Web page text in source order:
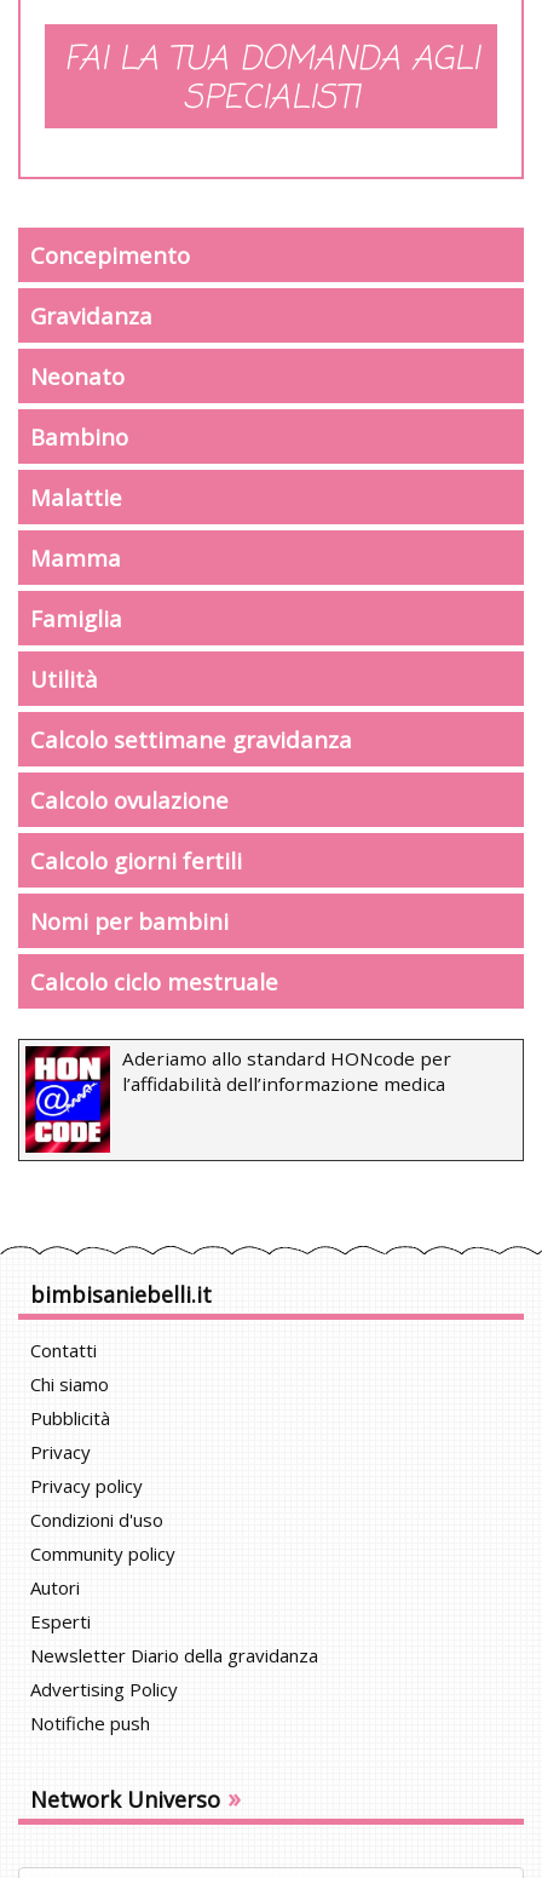
FAI LA TUA DOMANDA AGLI
SPECIALISTI
Concepimento
Gravidanza
Neonato
Bambino
Malattie
Mamma
Famiglia
Utilità
Calcolo settimane gravidanza
Calcolo ovulazione
Calcolo giorni fertili
Nomi per bambini
Calcolo ciclo mestruale
Aderiamo allo standard HONcode per
l’affidabilità dell’informazione medica
bimbisaniebelli.it
Contatti
Chi siamo
Pubblicità
Privacy
Privacy policy
Condizioni d'uso
Community policy
Autori
Esperti
Newsletter Diario della gravidanza
Advertising Policy
Notifiche push
Network Universo »